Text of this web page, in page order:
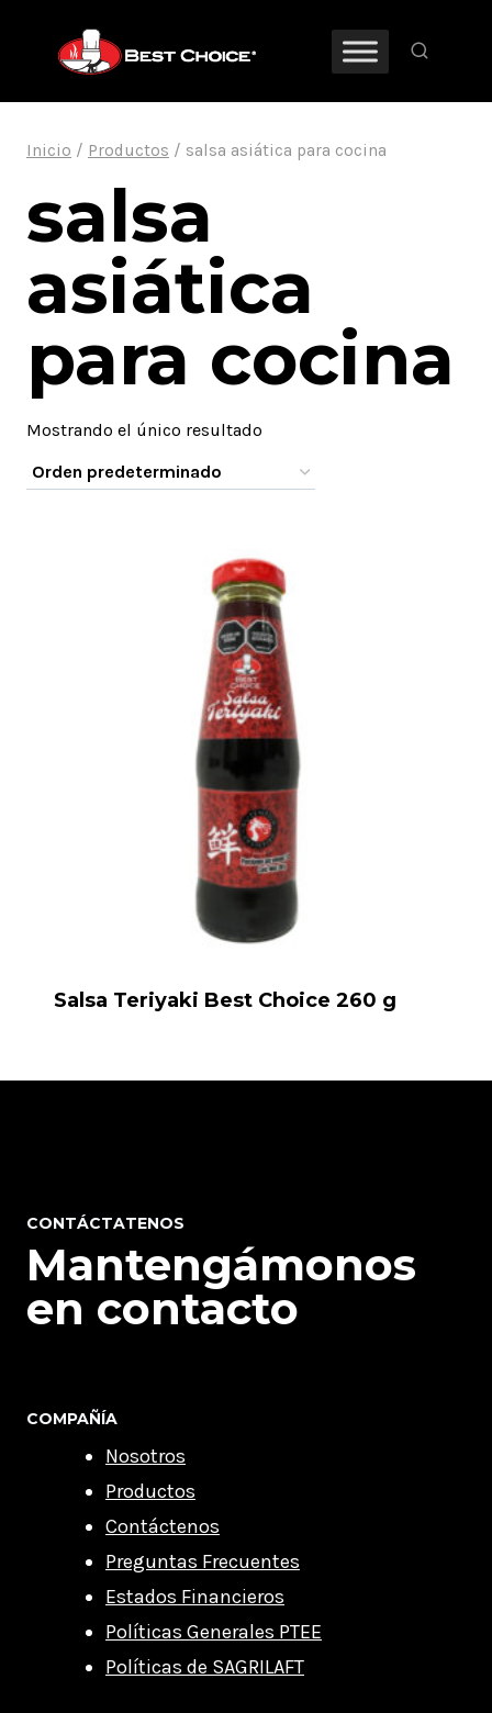
contenido
Inicio / Productos / salsa asiática para cocina
salsa
asiática
para cocina
Mostrando el único resultado
Salsa Teriyaki Best Choice 260 g
CONTÁCTATENOS
Mantengámonos
en contacto
COMPAÑÍA
Nosotros
Productos
Contáctenos
Preguntas Frecuentes
Estados Financieros
Políticas Generales PTEE
Políticas de SAGRILAFT